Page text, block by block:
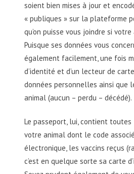
soient bien mises à jour et
« publiques » sur la plateforme
qu’on puisse vous joindre si votre
Puisque ses données vous
également facilement, une fois
d’identité et d’un lecteur de
données personnelles ainsi que
animal (aucun – perdu – décédé).
Le passeport, lui, contient
votre animal dont le code
électronique, les vaccins reçus
c’est en quelque sorte sa carte